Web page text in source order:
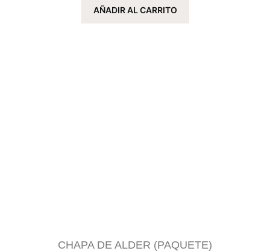
AÑADIR AL CARRITO
CHAPA DE ALDER (PAQUETE)